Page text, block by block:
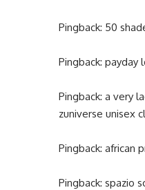
Pingback: 50
Pingback: payday
Pingback: a very
zuniverse unisex
Pingback: african
Pingback: spazio